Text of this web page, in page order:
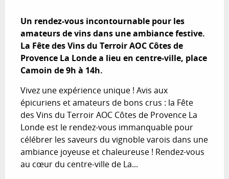
Un rendez-vous incontournable pour les
amateurs de vins dans une ambiance festive.
La Fête des Vins du Terroir AOC Côtes de
Provence La Londe a lieu en centre-ville, place
Camoin de 9h à 14h.
Vivez une expérience unique ! Avis aux
épicuriens et amateurs de bons crus : la Fête
des Vins du Terroir AOC Côtes de Provence La
Londe est le rendez-vous immanquable pour
célébrer les saveurs du vignoble varois dans une
ambiance joyeuse et chaleureuse ! Rendez-vous
au cœur du centre-ville de La...